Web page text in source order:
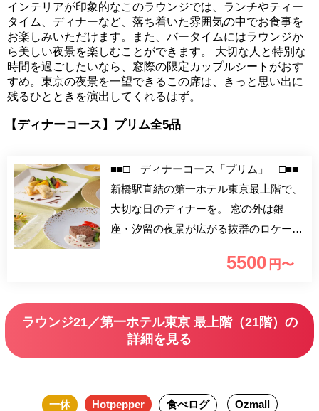
インテリアが印象的なこのラウンジでは、ランチやティー
タイム、ディナーなど、落ち着いた雰囲気の中でお食事を
お楽しみいただけます。また、バータイムにはラウンジか
ら美しい夜景を楽しむことができます。 大切な人と特別な
時間を過ごしたいなら、窓際の限定カップルシートがおす
すめ。東京の夜景を一望できるこの席は、きっと思い出に
残るひとときを演出してくれるはず。
【ディナーコース】プリム全5品
■■□ ディナーコース「プリム」 □■■
新橋駅直結の第一ホテル東京最上階で、
大切な日のディナーを。 窓の外は銀
座・汐留の夜景が広がる抜群のロケーシ
5500 円〜
ラウンジ21／第一ホテル東京 最上階（21階）の
詳細を見る
一休 Hotpepper 食べログ Ozmall